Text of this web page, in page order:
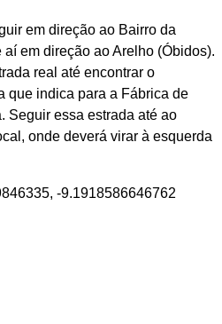
em direção ao Bairro da
em direção ao Arelho (Óbidos).
real até encontrar o
que indica para a Fábrica de
Seguir essa estrada até ao
onde deverá virar à esquerda
-9.1918586646762